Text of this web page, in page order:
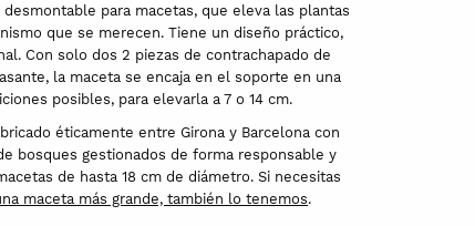
para macetas, que eleva las plantas
que se merecen. Tiene un diseño práctico,
Con solo dos 2 piezas de contrachapado de
la maceta se encaja en el soporte en una
posibles, para elevarla a 7 o 14 cm.
éticamente entre Girona y Barcelona con
bosques gestionados de forma responsable y
de hasta 18 cm de diámetro. Si necesitas
maceta más grande, también lo tenemos.